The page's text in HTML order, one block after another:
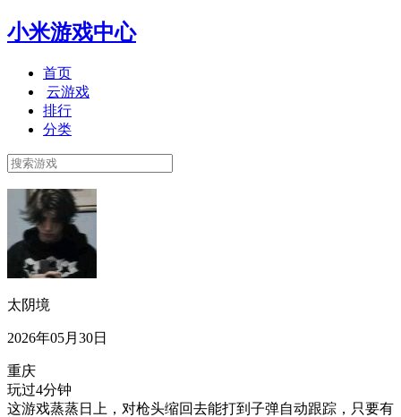
小米游戏中心
首页
云游戏
排行
分类
太阴境
2026年05月30日
重庆
玩过4分钟
这游戏蒸蒸日上，对枪头缩回去能打到子弹自动跟踪，只要有